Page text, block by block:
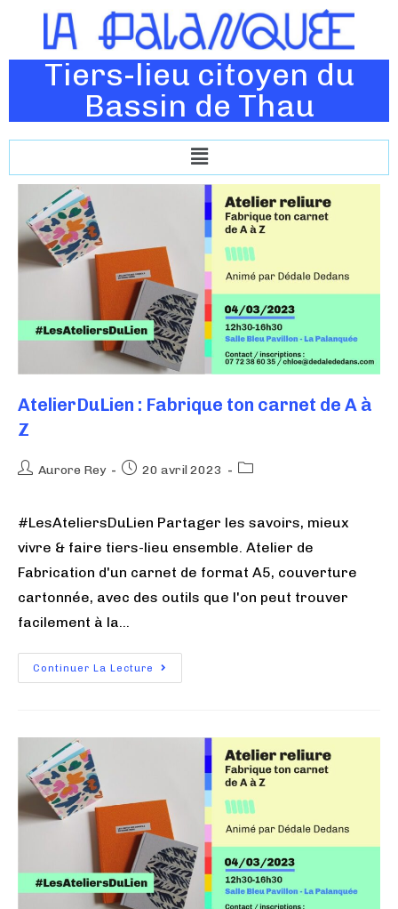
Tiers-lieu citoyen du
Bassin de Thau
AtelierDuLien : Fabrique ton carnet de A à
Z
Aurore Rey 20 avril 2023
#LesAteliersDuLien Partager les savoirs, mieux
vivre & faire tiers-lieu ensemble. Atelier de
Fabrication d'un carnet de format A5, couverture
cartonnée, avec des outils que l'on peut trouver
facilement à la…
Continuer La Lecture